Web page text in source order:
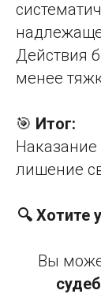
Действия
менее
🎯 Итог:
лишение
🔍 Хотите
Вы